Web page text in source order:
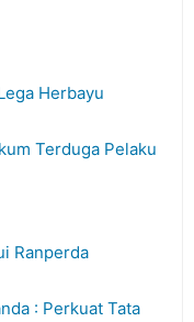
Herbayu
Terduga Pelaku
Ranperda
: Perkuat Tata